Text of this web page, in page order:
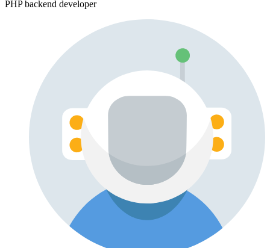
PHP backend developer